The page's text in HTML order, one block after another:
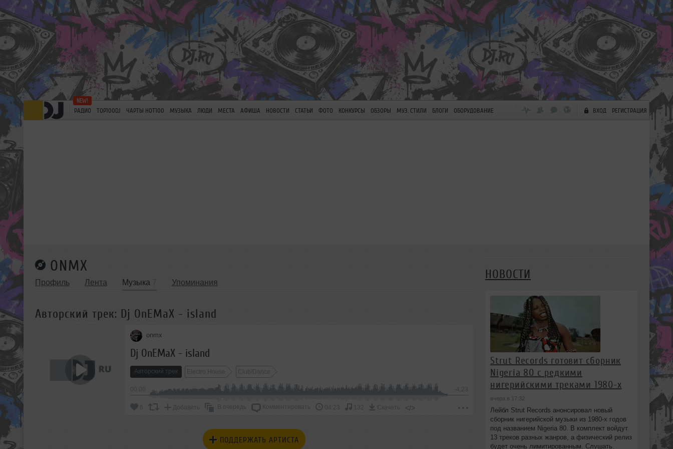
РАДИО TOP100DJ ЧАРТЫ HOT100 МУЗЫКА ЛЮДИ МЕСТА АФИША НОВОСТИ СТАТЬИ ФОТО КОНКУРСЫ ОБЗОРЫ МУЗ. СТИЛИ БЛОГИ ОБОРУДОВАНИЕ ВХОД РЕГИСТРАЦИЯ
ONMX
Профиль Лента Музыка Упоминания
Авторский трек: Dj OnEMaX - island
onmx
Dj OnEMaX - island
Авторский трек Electro House Club/Dance
-4:23
6 Добавить В очередь Комментировать 04:23 132 Скачать </>
ПОДДЕРЖАТЬ АРТИСТА
НОВОСТИ
Strut Records готовит сборник
Nigeria 80 с редкими
нигерийскими треками 1980-х
вчера в 17:32
Лейбл Strut Records анонсировал новый
сборник нигерийской музыки из 1980-х годов
под названием Nigeria 80. В комплект войдут
13 треков разных жанров, а физический релиз
будет очень лимитированным. Слушать.